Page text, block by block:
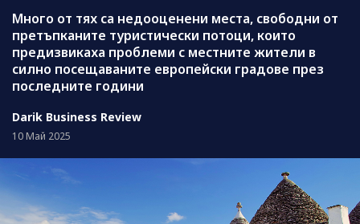
Много от тях са недооценени места, свободни от
претъпканите туристически потоци, които
предизвикаха проблеми с местните жители в
силно посещаваните европейски градове през
последните години
Darik Business Review
10 Май 2025